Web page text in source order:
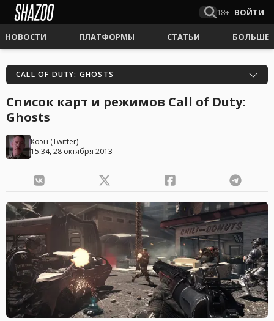
18+ ВОЙТИ
НОВОСТИ ПЛАТФОРМЫ СТАТЬИ БОЛЬШЕ
CALL OF DUTY: GHOSTS
Список карт и режимов Call of Duty:
Ghosts
Коэн (Twitter)
15:34, 28 октября 2013